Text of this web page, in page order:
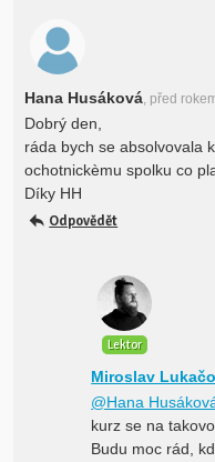
Hana Husáková, před
Dobrý den,
ráda bych se absolvovala
ochotnickèmu spolku co
Díky HH
Odpovědět
Lektor
Miroslav
@Hana
kurz se na
Budu moc rád,